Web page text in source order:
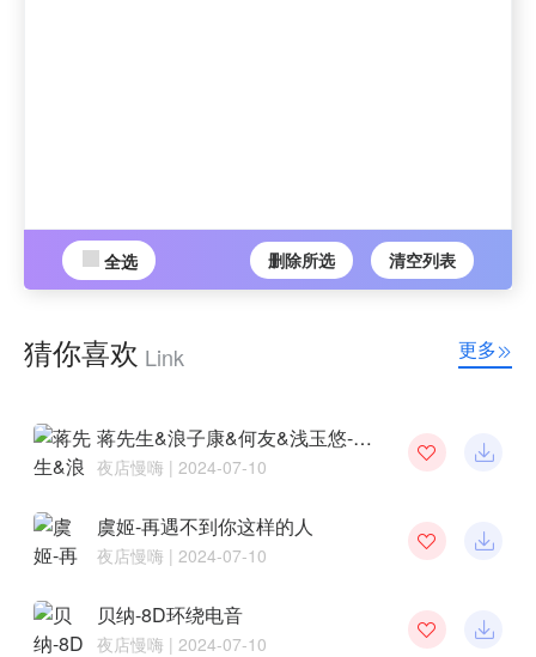
全选 删除所选 清空列表
猜你喜欢 Link 更多
蒋先生&浪子康&何友&浅玉悠-唯美旋律
夜店慢嗨 | 2024-07-10
虞姬-再遇不到你这样的人
夜店慢嗨 | 2024-07-10
贝纳-8D环绕电音
夜店慢嗨 | 2024-07-10